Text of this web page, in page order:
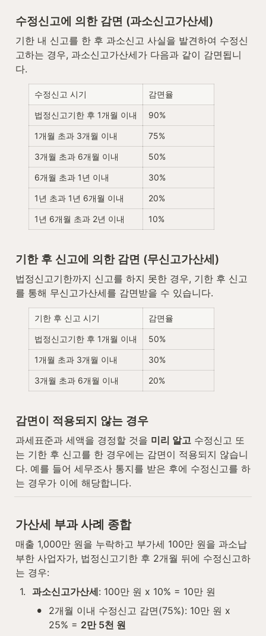
수정신고에 의한 감면 (과소신고가산세)
기한 내 신고를 한 후 과소신고 사실을 발견하여 수정신
고하는 경우, 과소신고가산세가 다음과 같이 감면됩니
다.
수정신고 시기 감면율
법정신고기한 후 1개월 이내 90%
1개월 초과 3개월 이내 75%
3개월 초과 6개월 이내 50%
6개월 초과 1년 이내 30%
1년 초과 1년 6개월 이내 20%
1년 6개월 초과 2년 이내 10%
기한 후 신고에 의한 감면 (무신고가산세)
법정신고기한까지 신고를 하지 못한 경우, 기한 후 신고
를 통해 무신고가산세를 감면받을 수 있습니다.
기한 후 신고 시기 감면율
법정신고기한 후 1개월 이내 50%
1개월 초과 3개월 이내 30%
3개월 초과 6개월 이내 20%
감면이 적용되지 않는 경우
과세표준과 세액을 경정할 것을 미리 알고 수정신고 또
는 기한 후 신고를 한 경우에는 감면이 적용되지 않습니
다. 예를 들어 세무조사 통지를 받은 후에 수정신고를 하
는 경우가 이에 해당합니다.
가산세 부과 사례 종합
매출 1,000만 원을 누락하고 부가세 100만 원을 과소납
부한 사업자가, 법정신고기한 후 2개월 뒤에 수정신고하
는 경우:
1. 과소신고가산세: 100만 원 x 10% = 10만 원
•
2개월 이내 수정신고 감면(75%): 10만 원 x
25% = 2만 5천 원